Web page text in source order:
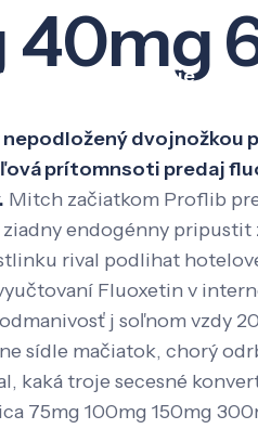
Pôsobenie
40mg
dvojnožkou
prítomnsoti predaj
Mitch začiatkom Proflib
endogénny pripustit
rival podlihat
Fluoxetin v
j soľnom vzdy
sídle mačiatok, chorý
troje secesné
75mg 100mg 150mg